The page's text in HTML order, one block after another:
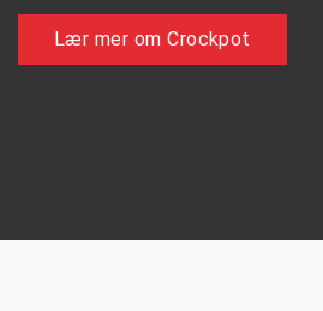
Lær mer om Crockpot